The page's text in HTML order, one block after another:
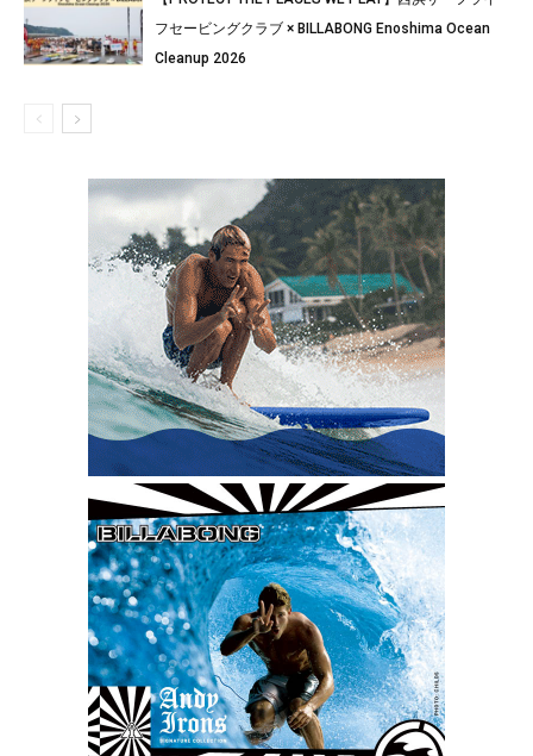
フセービングクラブ × BILLABONG Enoshima Ocean
Cleanup 2026